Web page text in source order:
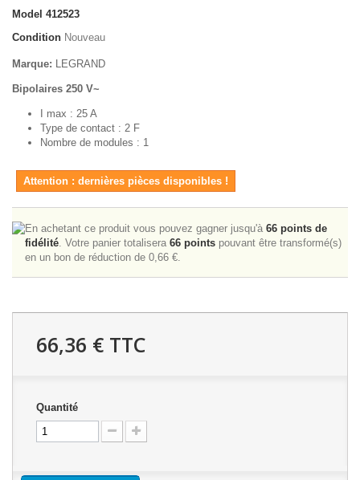
Model 412523
Condition Nouveau
Marque: LEGRAND
Bipolaires 250 V~
I max : 25 A
Type de contact : 2 F
Nombre de modules : 1
Attention : dernières pièces disponibles !
En achetant ce produit vous pouvez gagner jusqu'à 66 points de
fidélité. Votre panier totalisera 66 points pouvant être transformé(s)
en un bon de réduction de 0,66 €.
66,36 € TTC
Quantité